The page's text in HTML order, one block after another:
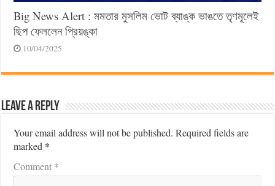
Big News Alert : মমতার মুসলিম ভোট ব্যাঙ্ক ভাঙতে তৃণমূলেই
ছিপ ফেললেন প্রিয়ঙ্কা
10/04/2025
Leave a Reply
Your email address will not be published. Required fields are
marked *
Comment *